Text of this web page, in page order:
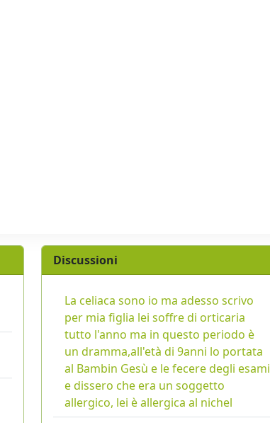
Discussioni
La celiaca sono io ma adesso scrivo
per mia figlia lei soffre di orticaria
tutto l'anno ma in questo periodo è
un dramma,all'età di 9anni lo portata
al Bambin Gesù e le fecere degli esami
e dissero che era un soggetto
allergico, lei è allergica al nichel